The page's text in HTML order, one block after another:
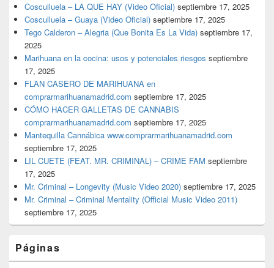
Cosculluela – LA QUE HAY (Video Oficial) septiembre 17, 2025
Cosculluela – Guaya (Video Oficial) septiembre 17, 2025
Tego Calderon – Alegria (Que Bonita Es La Vida) septiembre 17,
2025
Marihuana en la cocina: usos y potenciales riesgos septiembre
17, 2025
FLAN CASERO DE MARIHUANA en
comprarmarihuanamadrid.com septiembre 17, 2025
CÓMO HACER GALLETAS DE CANNABIS
comprarmarihuanamadrid.com septiembre 17, 2025
Mantequilla Cannábica www.comprarmarihuanamadrid.com
septiembre 17, 2025
LIL CUETE (FEAT. MR. CRIMINAL) – CRIME FAM septiembre
17, 2025
Mr. Criminal – Longevity (Music Video 2020) septiembre 17, 2025
Mr. Criminal – Criminal Mentality (Official Music Video 2011)
septiembre 17, 2025
Páginas